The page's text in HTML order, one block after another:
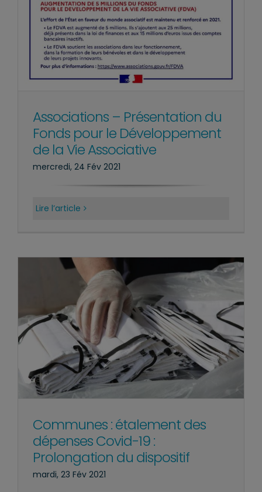
Associations – Présentation du
Fonds pour le Développement
de la Vie Associative
mercredi, 24 Fév 2021
Lire l’article
Communes : étalement des
dépenses Covid-19 :
Prolongation du dispositif
mardi, 23 Fév 2021